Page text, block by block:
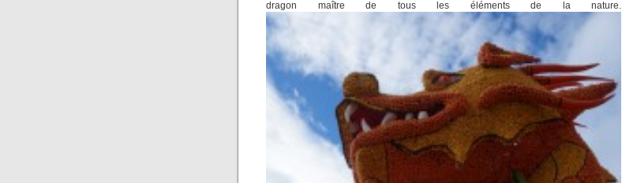
dragon maître de tous les éléments de la nature.